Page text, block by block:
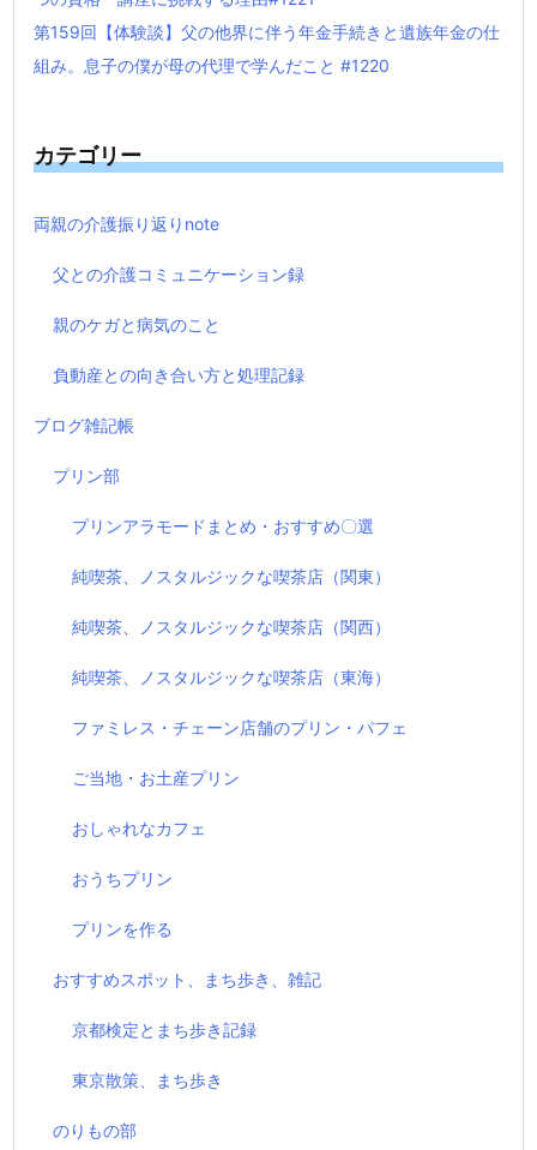
第159回【体験談】父の他界に伴う年金手続きと遺族年金の仕
組み。息子の僕が母の代理で学んだこと #1220
カテゴリー
両親の介護振り返りnote
父との介護コミュニケーション録
親のケガと病気のこと
負動産との向き合い方と処理記録
ブログ雑記帳
プリン部
プリンアラモードまとめ・おすすめ〇選
純喫茶、ノスタルジックな喫茶店（関東）
純喫茶、ノスタルジックな喫茶店（関西）
純喫茶、ノスタルジックな喫茶店（東海）
ファミレス・チェーン店舗のプリン・パフェ
ご当地・お土産プリン
おしゃれなカフェ
おうちプリン
プリンを作る
おすすめスポット、まち歩き、雑記
京都検定とまち歩き記録
東京散策、まち歩き
のりもの部